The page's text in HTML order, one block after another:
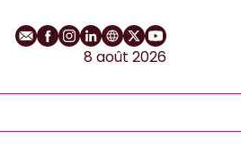
E-mailProfil Facebook
Profil Instagram
Profil LinkedIn
Site web
Profil Twitter
Chaîne
8 août 2026